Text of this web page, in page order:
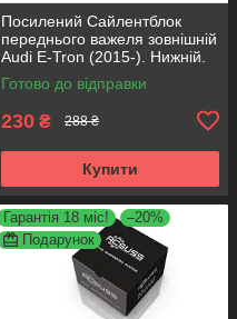
Посилений Сайлентблок
переднього важеля зовнішній
Audi E-Tron (2015-). Нижній.
КОРЕЯ Acsuss! FE175192 ,
VKDS331087
Готово до відправки
230 ₴ 288 ₴
Купити
Гарантія 18 міс!
–20%
Подарунок